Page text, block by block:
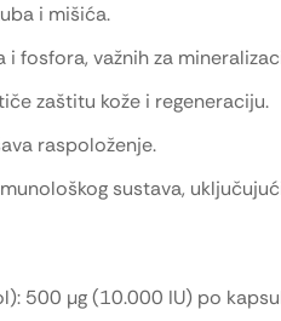
i mišića.
fosfora, važnih za
zaštitu kože i regeneraciju.
raspoloženje.
sustava,
500 µg (10.000 IU) po